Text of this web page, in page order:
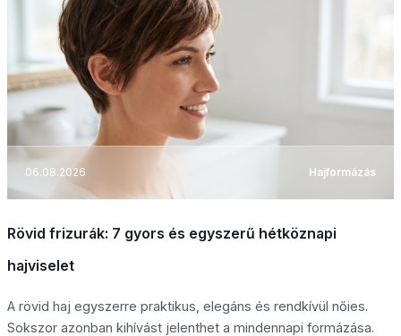
06.08.2026 Hajformázás
Rövid frizurák: 7 gyors és egyszerű hétköznapi
hajviselet
A rövid haj egyszerre praktikus, elegáns és rendkívül nőies.
Sokszor azonban kihívást jelenthet a mindennapi formázása.